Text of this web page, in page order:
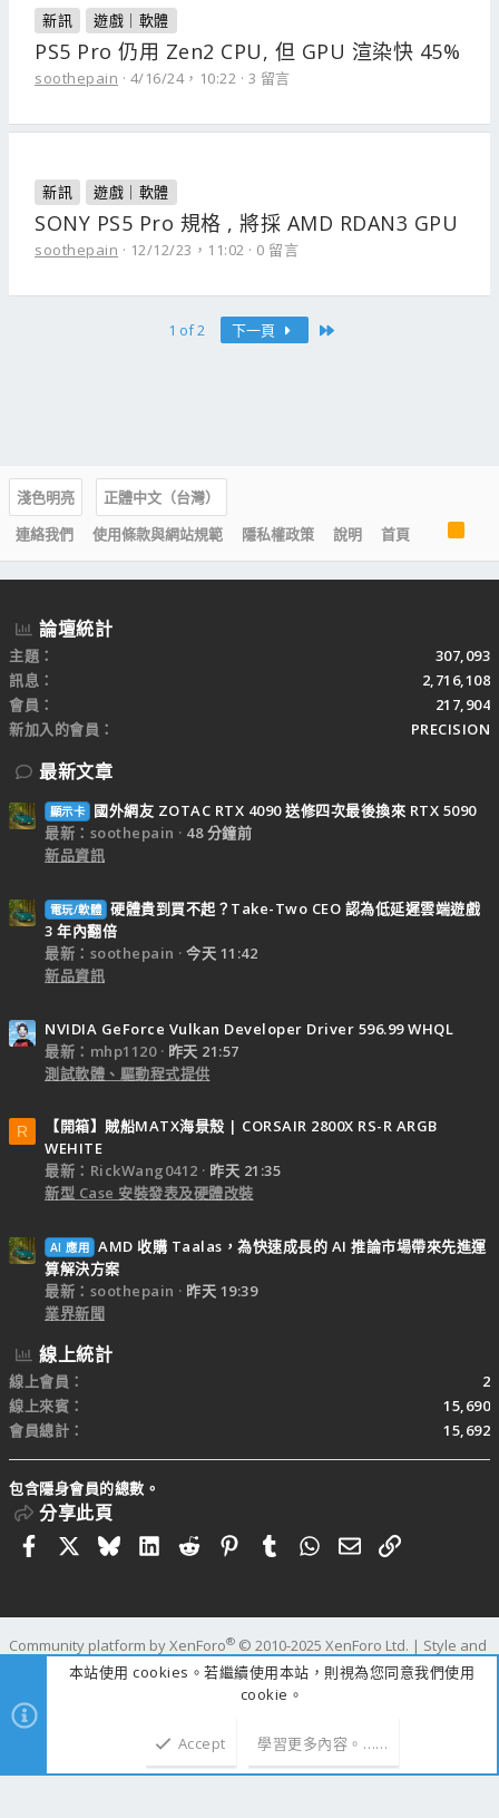
新訊 遊戲｜軟體
PS5 Pro 仍用 Zen2 CPU, 但 GPU 渲染快 45%
soothepain 4/16/24，10:22 3 留言
新訊 遊戲｜軟體
SONY PS5 Pro 規格 , 將採 AMD RDAN3 GPU
soothepain 12/12/23，11:02 0 留言
1 of 2 下一頁
淺色明亮
正體中文（台灣）
連絡我們
使用條款與網站規範 隱私權政策 說明 首頁
R
S
S
論壇統計
主題
307,093
訊息
2,716,108
會員
217,904
新加入的會員
PRECISION
最新文章
顯示卡
國外網友 ZOTAC RTX 4090 送修四次最後換來 RTX 5090
最新：soothepain
48 分鐘前
新品資訊
電玩/軟體 硬體貴到買不起？Take-Two CEO 認為低延遲雲端遊戲
3 年內翻倍
最新：soothepain
今天 11:42
新品資訊
NVIDIA GeForce Vulkan Developer Driver 596.99 WHQL
最新：mhp1120
昨天 21:57
測試軟體、驅動程式提供
R
【開箱】賊船MATX海景殼 | CORSAIR 2800X RS-R ARGB
WEHITE
最新：RickWang0412
昨天 21:35
新型 Case 安裝發表及硬體改裝
AI 應用 AMD 收購 Taalas，為快速成長的 AI 推論市場帶來先進運
算解決方案
最新：soothepain
昨天 19:39
業界新聞
線上統計
線上會員
2
線上來賓
15,690
會員總計
15,692
包含隱身會員的總數。
分享此頁
FacebookBlueskyLinkedIn
RedditPinterestTumblrWhatsApp
電子郵件
連結
Community platform by XenForo® © 2010-2025 XenForo Ltd. | Style and
add-ons by ThemeHouse
109 時間
本站使用 cookies。若繼續使用本站，則視為您同意我們使用
cookie。
Accept 學習更多內容。……